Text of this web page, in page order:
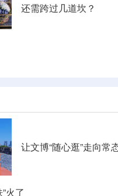
还需跨过几道坎？
让文博“随心逛”走向常
火了